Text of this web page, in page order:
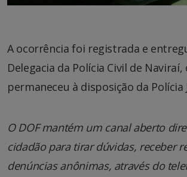
A ocorrência foi registrada e
Delegacia da Polícia Civil de
permaneceu à disposição da Polícia
O DOF mantém um canal aberto
cidadão para tirar dúvidas, receber
denúncias anônimas, através do